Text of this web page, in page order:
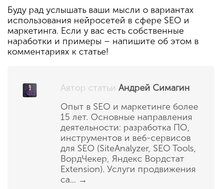
Буду рад услышать ваши мысли о вариантах
использования нейросетей в сфере SEO и
маркетинга. Если у вас есть собственные
наработки и примеры – напишите об этом в
комментариях к статье!
Автор статьи Андрей Симагин
Опыт в SEO и маркетинге более
15 лет. Основные направления
деятельности: разработка ПО,
инструментов и веб-сервисов
для SEO (SiteAnalyzer, SEO Tools,
ВордЧекер, Яндекс Вордстат
Extension). Услуги продвижения
са... →